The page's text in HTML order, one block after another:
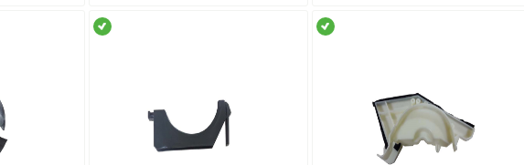
جزئیات کالا